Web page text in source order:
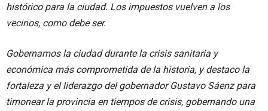
histórico para la ciudad. Los impuestos vuelven a los
vecinos, como debe ser.
Gobernamos la ciudad durante la crisis sanitaria y
económica más comprometida de la historia, y destaco la
fortaleza y el liderazgo del gobernador Gustavo Sáenz para
timonear la provincia en tiempos de crisis, gobernando una